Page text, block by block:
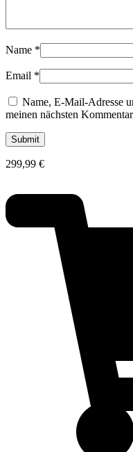
Name *
Email *
Name, E-Mail-Adresse
meinen nächsten
299,99 €